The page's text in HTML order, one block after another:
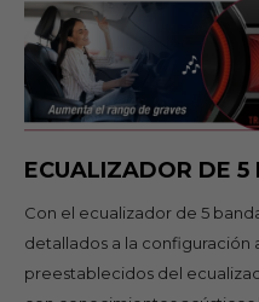
ECUALIZADOR DE 5
Con el ecualizador de 5
detallados a la configuración
preestablecidos del